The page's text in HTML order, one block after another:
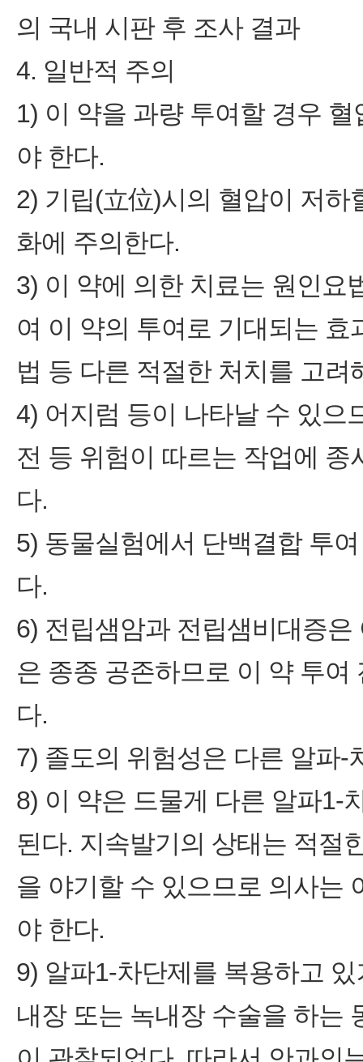
의 국내 시판 후 조사 결과
4. 일반적 주의
1) 이 약을 과량 투여할 경우
야 한다.
2) 기립(立位)시의 혈압이 저
화에 주의한다.
3) 이 약에 의한 치료는 원인요
여 이 약의 투여로 기대되는
법 등 다른 적절한 처치를 고려
4) 어지럼 등이 나타날 수 있으
전 등 위험이 따르는 작업에
다.
5) 동물실험에서 단백결합 투
다.
6) 전립샘암과 전립샘비대증
은 종종 공존하므로 이 약 투
다.
7) 졸도의 위험성은 다른 알파-
8) 이 약은 드물게 다른 알파1-
된다. 지속발기의 상태는 적절
을 야기할 수 있으므로 의사는
야 한다.
9) 알파1-차단제를 복용하고
내장 또는 녹내장 수술을 하는